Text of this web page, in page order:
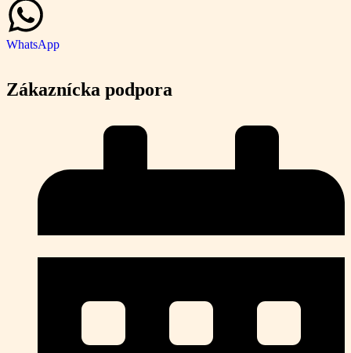
WhatsApp
Zákaznícka podpora